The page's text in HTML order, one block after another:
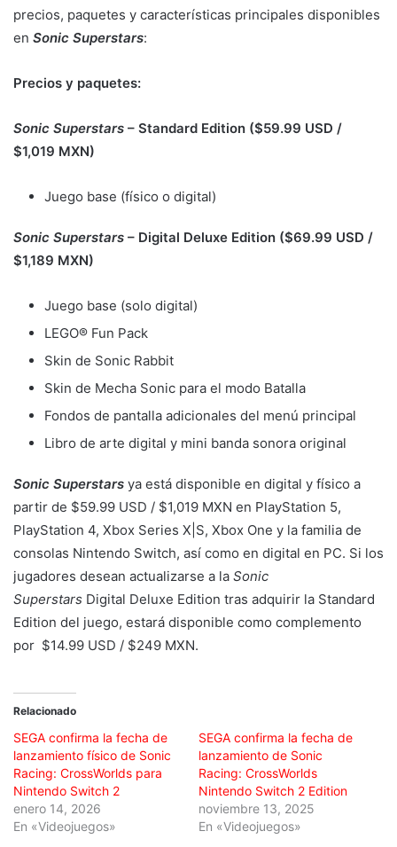
precios, paquetes y características principales disponibles
en Sonic Superstars:
Precios y paquetes:
Sonic Superstars – Standard Edition ($59.99 USD /
$1,019 MXN)
Juego base (físico o digital)
Sonic Superstars – Digital Deluxe Edition ($69.99 USD /
$1,189 MXN)
Juego base (solo digital)
LEGO® Fun Pack
Skin de Sonic Rabbit
Skin de Mecha Sonic para el modo Batalla
Fondos de pantalla adicionales del menú principal
Libro de arte digital y mini banda sonora original
Sonic Superstars ya está disponible en digital y físico a
partir de $59.99 USD / $1,019 MXN en PlayStation 5,
PlayStation 4, Xbox Series X|S, Xbox One y la familia de
consolas Nintendo Switch, así como en digital en PC. Si los
jugadores desean actualizarse a la Sonic
Superstars Digital Deluxe Edition tras adquirir la Standard
Edition del juego, estará disponible como complemento
por $14.99 USD / $249 MXN.
Relacionado
SEGA confirma la fecha de
lanzamiento físico de Sonic
Racing: CrossWorlds para
Nintendo Switch 2
enero 14, 2026
En «Videojuegos»
SEGA confirma la fecha de
lanzamiento de Sonic
Racing: CrossWorlds
Nintendo Switch 2 Edition
noviembre 13, 2025
En «Videojuegos»